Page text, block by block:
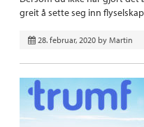
greit å sette seg inn
28. februar, 2020 by Martin